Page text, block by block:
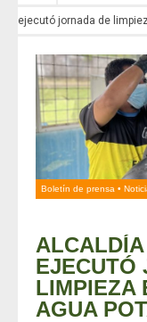
ejecutó jornada de
Boletín de prensa •
EJECUTÓ
LIMPIEZA
AGUA